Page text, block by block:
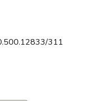
311